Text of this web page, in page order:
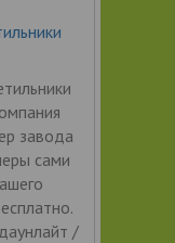
завода
сами
/